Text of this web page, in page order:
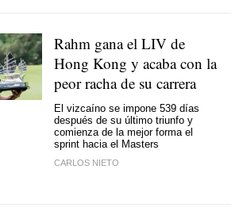
Rahm gana el LIV de
Hong Kong y acaba con la
peor racha de su carrera
El vizcaíno se impone 539 días
después de su último triunfo y
comienza de la mejor forma el
sprint hacia el Masters
CARLOS NIETO